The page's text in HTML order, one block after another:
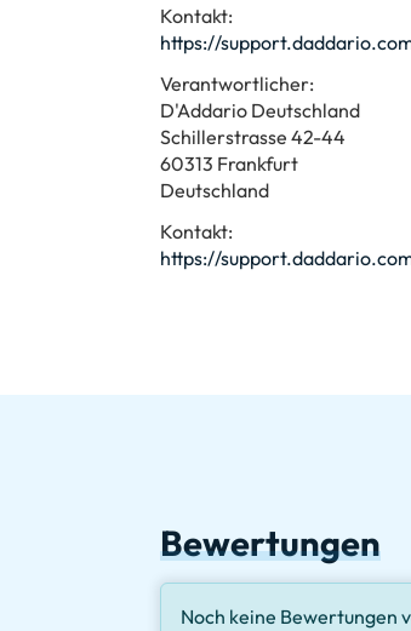
Kontakt:
https://
Verantwortlicher:
D'Addario Deutschland
Schillerstrasse 42-44
60313 Frankfurt
Deutschland
Kontakt:
https://
Bewertungen
Noch keine Bewertungen